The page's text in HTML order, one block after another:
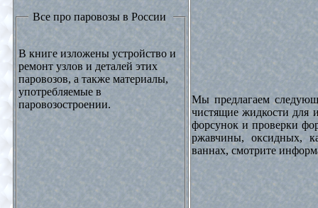
Все про паровозы в России
В книге изложены устройство и
ремонт узлов и деталей этих
паровозов, а также материалы,
употребляемые в
паровозостроении.
Мы предлагаем
чистящие жидкости для
форсунок и проверки
ржавчины, оксидных,
ваннах, смотрите